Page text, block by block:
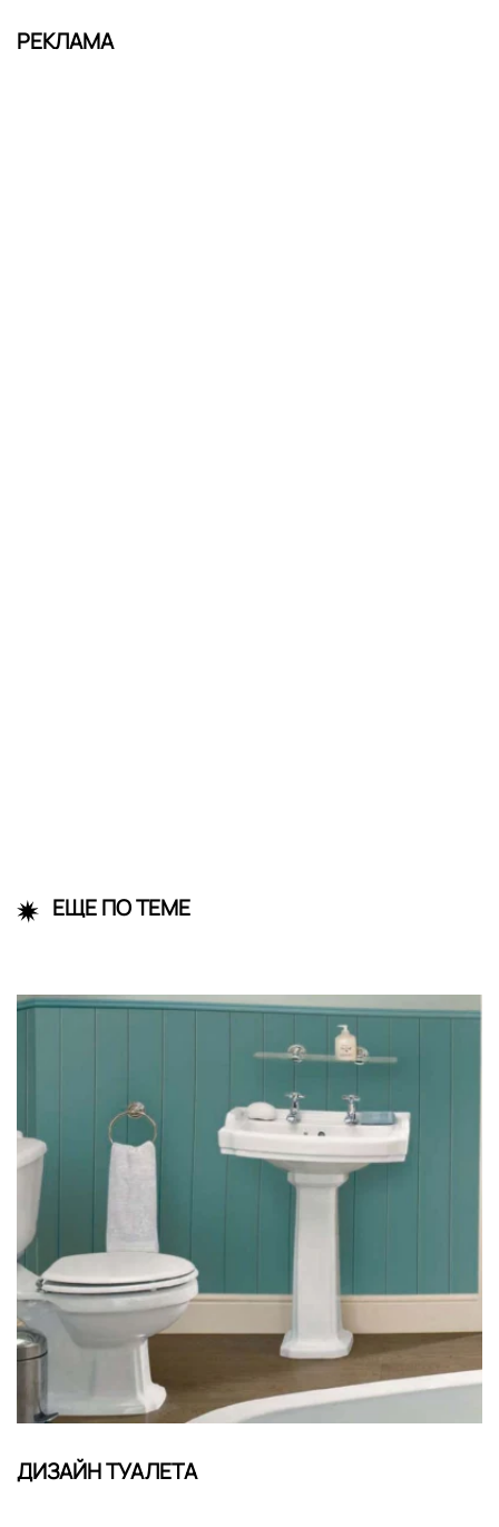
РЕКЛАМА
ЕЩЕ ПО ТЕМЕ
ДИЗАЙН ТУАЛЕТА